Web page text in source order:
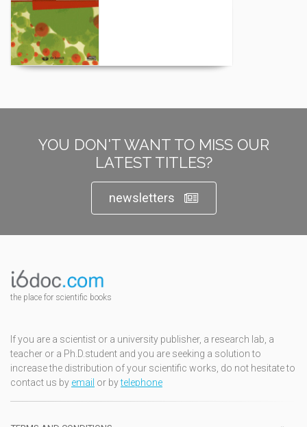
YOU DON'T WANT TO MISS OUR
LATEST TITLES?
newsletters
the place for scientific books
If you are a scientist or a university publisher, a research lab, a
teacher or a Ph.D.student and you are seeking a solution to
increase the distribution of your scientific works, do not hesitate to
contact us by email or bytelephone